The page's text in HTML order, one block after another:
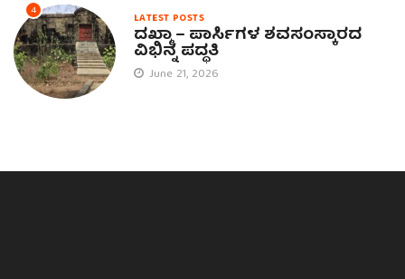
4 LATEST POSTS
ದಖ್ಮಾ – ಪಾರ್ಸಿಗಳ ಶವಸಂಸ್ಕಾರದ
ವಿಭಿನ್ನ ಪದ್ಧತಿ
June 21, 2026